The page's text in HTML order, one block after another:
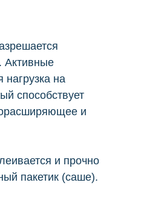
Активные
нагрузка на
способствует
и
и прочно
пакетик (саше).